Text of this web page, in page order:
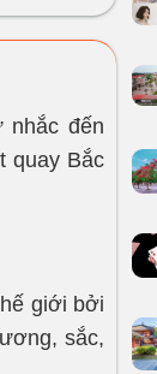
nhắc đến
quay Bắc
giới bởi
sắc,